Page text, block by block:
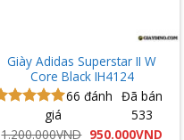
Giày Adidas Superstar II W
Core Black IH4124
Được xếp
hạng5.00
66 đánh
giá
Đã bán
533
1.200.000VND Giá
950.000VNDGiá